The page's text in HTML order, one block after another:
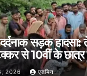
सड़क हादसा:
से 10वीं के छात्र
2026 एडमिन